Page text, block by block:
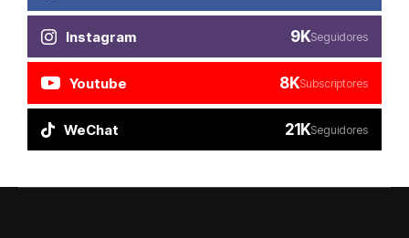
Instagram 9KSeguidores
Youtube 8KSubscriptores
WeChat 21KSeguidores